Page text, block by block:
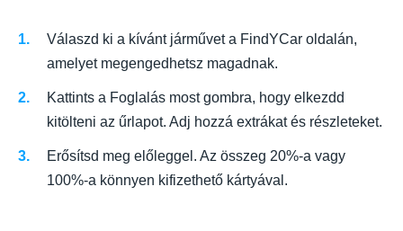
Válaszd ki a kívánt járművet a FindYCar oldalán,
amelyet megengedhetsz magadnak.
Kattints a Foglalás most gombra, hogy elkezdd
kitölteni az űrlapot. Adj hozzá extrákat és részleteket.
Erősítsd meg előleggel. Az összeg 20%-a vagy
100%-a könnyen kifizethető kártyával.